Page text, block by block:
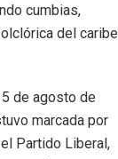
cumbias,
del caribe
de agosto de
marcada por
Partido Liberal,